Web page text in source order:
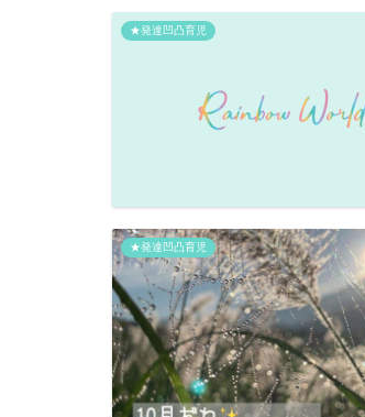
★発達凹凸育児
★発達凹凸育児